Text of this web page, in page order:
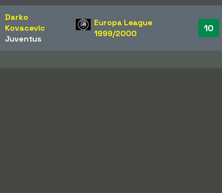
Darko
Kovacevic
Juventus
Europa League
1999/2000
10